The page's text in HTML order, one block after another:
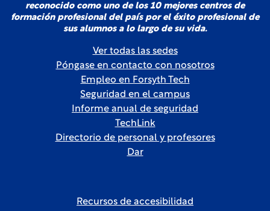
reconocido como uno de los 10 mejores centros de
formación profesional del país por el éxito profesional de
sus alumnos a lo largo de su vida.
Ver todas las sedes
Póngase en contacto con nosotros
Empleo en Forsyth Tech
Seguridad en el campus
Informe anual de seguridad
TechLink
Directorio de personal y profesores
Dar
Recursos de accesibilidad